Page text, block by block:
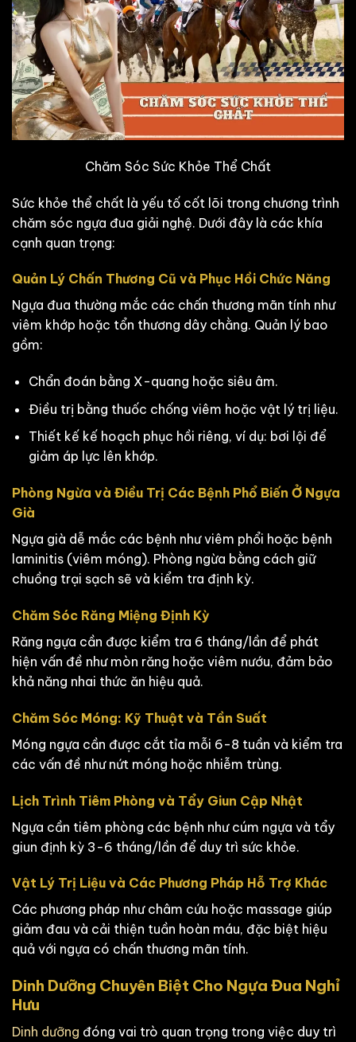
Chăm Sóc Sức Khỏe Thể Chất
Sức khỏe thể chất là yếu tố cốt lõi trong chương trình
chăm sóc ngựa đua giải nghệ. Dưới đây là các khía
cạnh quan trọng:
Quản Lý Chấn Thương Cũ và Phục Hồi Chức Năng
Ngựa đua thường mắc các chấn thương mãn tính như
viêm khớp hoặc tổn thương dây chằng. Quản lý bao
gồm:
Chẩn đoán bằng X-quang hoặc siêu âm.
Điều trị bằng thuốc chống viêm hoặc vật lý trị liệu.
Thiết kế kế hoạch phục hồi riêng, ví dụ: bơi lội để
giảm áp lực lên khớp.
Phòng Ngừa và Điều Trị Các Bệnh Phổ Biến Ở Ngựa
Già
Ngựa già dễ mắc các bệnh như viêm phổi hoặc bệnh
laminitis (viêm móng). Phòng ngừa bằng cách giữ
chuồng trại sạch sẽ và kiểm tra định kỳ.
Chăm Sóc Răng Miệng Định Kỳ
Răng ngựa cần được kiểm tra 6 tháng/lần để phát
hiện vấn đề như mòn răng hoặc viêm nướu, đảm bảo
khả năng nhai thức ăn hiệu quả.
Chăm Sóc Móng: Kỹ Thuật và Tần Suất
Móng ngựa cần được cắt tỉa mỗi 6-8 tuần và kiểm tra
các vấn đề như nứt móng hoặc nhiễm trùng.
Lịch Trình Tiêm Phòng và Tẩy Giun Cập Nhật
Ngựa cần tiêm phòng các bệnh như cúm ngựa và tẩy
giun định kỳ 3-6 tháng/lần để duy trì sức khỏe.
Vật Lý Trị Liệu và Các Phương Pháp Hỗ Trợ Khác
Các phương pháp như châm cứu hoặc massage giúp
giảm đau và cải thiện tuần hoàn máu, đặc biệt hiệu
quả với ngựa có chấn thương mãn tính.
Dinh Dưỡng Chuyên Biệt Cho Ngựa Đua Nghỉ
Hưu
Dinh dưỡng đóng vai trò quan trọng trong việc duy trì